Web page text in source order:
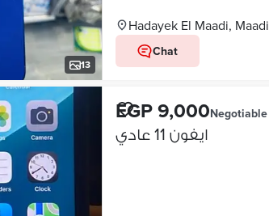
13
Hadayek El Maadi, Maadi
Chat
EGP 9,000Negotiable
ايفون 11 عادي